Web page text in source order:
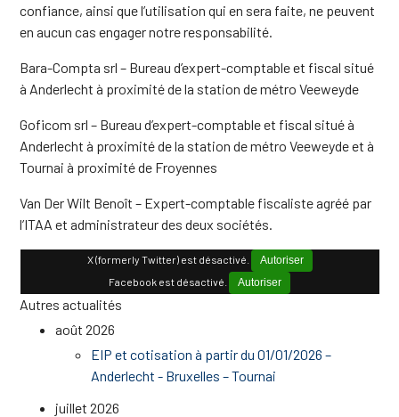
confiance, ainsi que l’utilisation qui en sera faite, ne peuvent
en aucun cas engager notre responsabilité.
Bara-Compta srl – Bureau d’expert-comptable et fiscal situé
à Anderlecht à proximité de la station de métro Veeweyde
Goficom srl – Bureau d’expert-comptable et fiscal situé à
Anderlecht à proximité de la station de métro Veeweyde et à
Tournai à proximité de Froyennes
Van Der Wilt Benoît – Expert-comptable fiscaliste agréé par
l’ITAA et administrateur des deux sociétés.
X (formerly Twitter) est désactivé.
Autoriser
Facebook est désactivé.
Autoriser
Autres actualités
août 2026
EIP et cotisation à partir du 01/01/2026 –
Anderlecht - Bruxelles – Tournai
juillet 2026